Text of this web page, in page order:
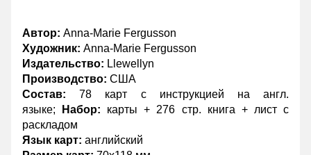
Автор: Anna-Marie Fergusson
Художник: Anna-Marie Fergusson
Издательство: Llewellyn
Производство: США
Состав: 78 карт c инструкцией на англ.
языке;
Набор: карты + 276 стр. книга + лист с
раскладом
Язык карт: английский